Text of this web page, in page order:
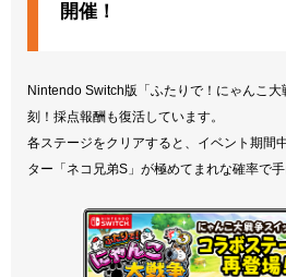
開催！
Nintendo Switch版「ふたりで！にゃんこ
刻！採点報酬も復活しています。
各ステージをクリアすると、イベント期間
ター「ネコ兄弟S」が極めてまれな確率で手